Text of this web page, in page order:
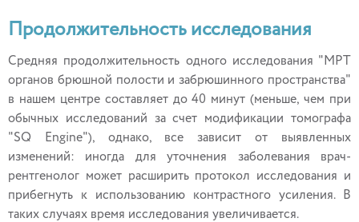
Продолжительность исследования
Средняя продолжительность одного исследования "МРТ
органов брюшной полости и забрюшинного пространства"
в нашем центре составляет до 40 минут (меньше, чем при
обычных исследований за счет модификации томографа
"SQ Engine"), однако, все зависит от выявленных
изменений: иногда для уточнения заболевания врач-
рентгенолог может расширить протокол исследования и
прибегнуть к использованию контрастного усиления. В
таких случаях время исследования увеличивается.